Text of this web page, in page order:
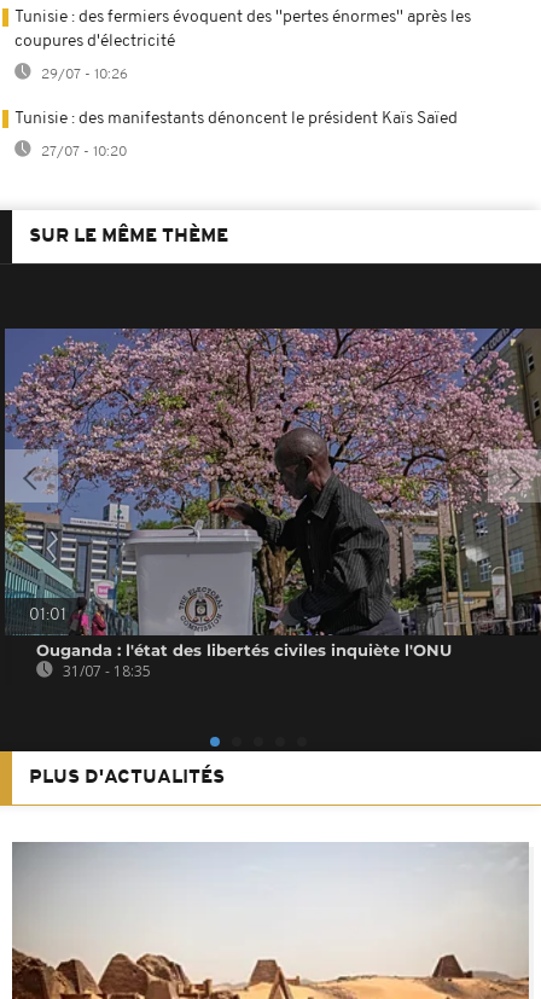
Tunisie : des fermiers évoquent des ''pertes énormes'' après les
coupures d'électricité
29/07 - 10:26
Tunisie : des manifestants dénoncent le président Kaïs Saïed
27/07 - 10:20
SUR LE MÊME THÈME
01:01
Ouganda : l'état des libertés civiles inquiète l'ONU
31/07 - 18:35
PLUS D'ACTUALITÉS